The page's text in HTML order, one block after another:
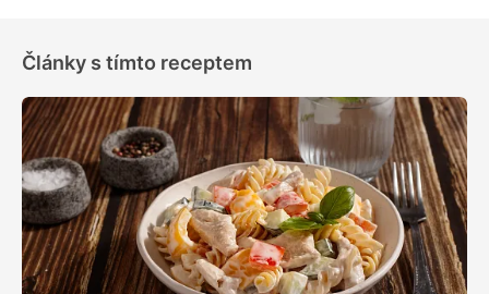
Články s tímto receptem